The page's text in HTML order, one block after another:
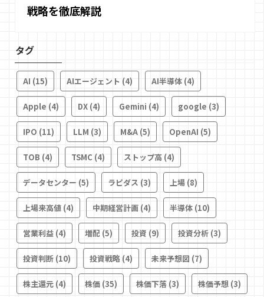
戦略を徹底解説
タグ
AI (15) AIエージェント (4) AI半導体 (4)
Apple (4) DX (4) Gemini (4) google (3)
IPO (11) LLM (3) M&A (5) OpenAI (5)
TOB (4) TSMC (4) ストップ高 (4)
データセンター (5) ラピダス (3) 上場 (8)
上場来高値 (4) 中期経営計画 (4) 半導体 (10)
営業利益 (4) 増配 (5) 投資 (9) 投資分析 (3)
投資判断 (10) 投資戦略 (4) 未来予想図 (7)
株主還元 (4) 株価 (35) 株価下落 (3) 株価予想 (3)